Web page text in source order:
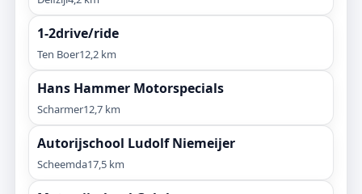
1-2drive/ride
Ten Boer12,2 km
Hans Hammer Motorspecials
Scharmer12,7 km
Autorijschool Ludolf Niemeijer
Scheemda17,5 km